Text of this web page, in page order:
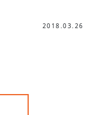
2018.03.26